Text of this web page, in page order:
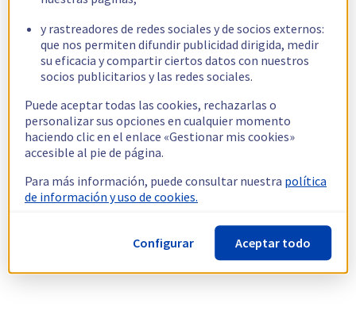
y rastreadores de redes sociales y de socios externos:
que nos permiten difundir publicidad dirigida, medir
su eficacia y compartir ciertos datos con nuestros
socios publicitarios y las redes sociales.
Puede aceptar todas las cookies, rechazarlas o
personalizar sus opciones en cualquier momento
haciendo clic en el enlace «Gestionar mis cookies»
accesible al pie de página.
Para más información, puede consultar nuestra política
de información y uso de cookies.
Configurar Aceptar todo